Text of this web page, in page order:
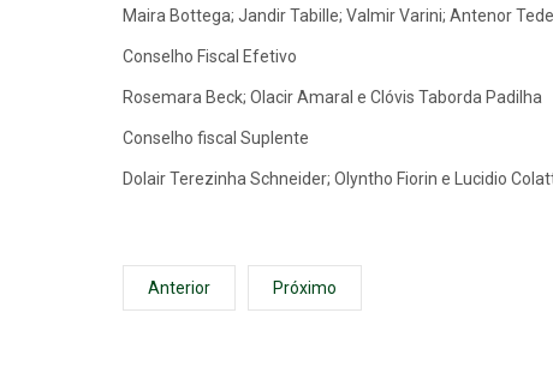
Maira Bottega; Jandir Tabille; Valmir Varini; Antenor
Conselho Fiscal Efetivo
Rosemara Beck; Olacir Amaral e Clóvis Taborda Padilha
Conselho fiscal Suplente
Dolair Terezinha Schneider; Olyntho Fiorin e Lucidio
Anterior Próximo